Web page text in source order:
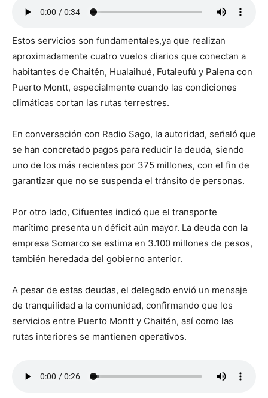
Estos servicios son fundamentales,ya que realizan
aproximadamente cuatro vuelos diarios que conectan a
habitantes de Chaitén, Hualaihué, Futaleufú y Palena con
Puerto Montt, especialmente cuando las condiciones
climáticas cortan las rutas terrestres.
En conversación con Radio Sago, la autoridad, señaló que
se han concretado pagos para reducir la deuda, siendo
uno de los más recientes por 375 millones, con el fin de
garantizar que no se suspenda el tránsito de personas.
Por otro lado, Cifuentes indicó que el transporte
marítimo presenta un déficit aún mayor. La deuda con la
empresa Somarco se estima en 3.100 millones de pesos,
también heredada del gobierno anterior.
A pesar de estas deudas, el delegado envió un mensaje
de tranquilidad a la comunidad, confirmando que los
servicios entre Puerto Montt y Chaitén, así como las
rutas interiores se mantienen operativos.